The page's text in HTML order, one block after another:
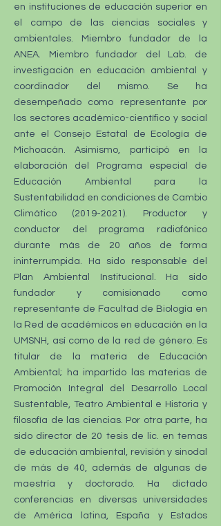
en instituciones de educación superior en
el campo de las ciencias sociales y
ambientales. Miembro fundador de la
ANEA. Miembro fundador del Lab. de
investigación en educación ambiental y
coordinador del mismo. Se ha
desempeñado como representante por
los sectores académico-científico y social
ante el Consejo Estatal de Ecología de
Michoacán. Asimismo, participó en la
elaboración del Programa especial de
Educación Ambiental para la
Sustentabilidad en condiciones de Cambio
Climático (2019-2021). Productor y
conductor del programa radiofónico
durante más de 20 años de forma
ininterrumpida. Ha sido responsable del
Plan Ambiental Institucional. Ha sido
fundador y comisionado como
representante de Facultad de Biología en
la Red de académicos en educación en la
UMSNH, así como de la red de género. Es
titular de la materia de Educación
Ambiental; ha impartido las materias de
Promoción Integral del Desarrollo Local
Sustentable, Teatro Ambiental e Historia y
filosofía de las ciencias. Por otra parte, ha
sido director de 20 tesis de lic. en temas
de educación ambiental, revisión y sinodal
de más de 40, además de algunas de
maestría y doctorado. Ha dictado
conferencias en diversas universidades
de América latina, España y Estados